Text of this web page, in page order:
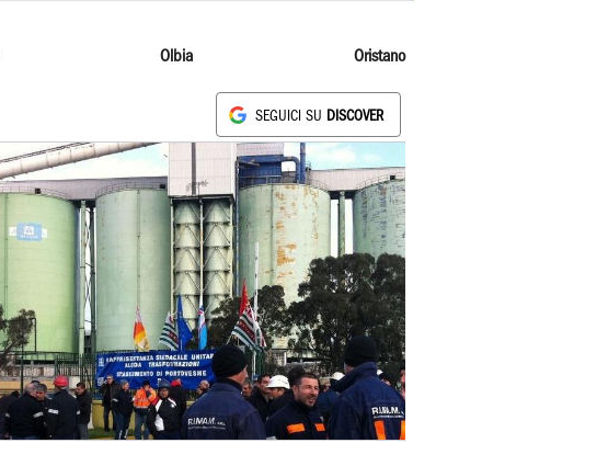
Olbia Oristano
SEGUICI SU DISCOVER